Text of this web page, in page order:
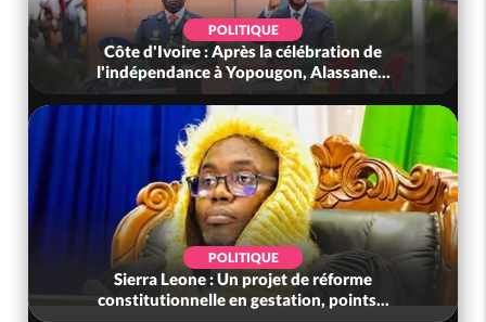
POLITIQUE
Côte d'Ivoire : Après la célébration de
l'indépendance à Yopougon, Alassane...
POLITIQUE
Sierra Leone : Un projet de réforme
constitutionnelle en gestation, points...